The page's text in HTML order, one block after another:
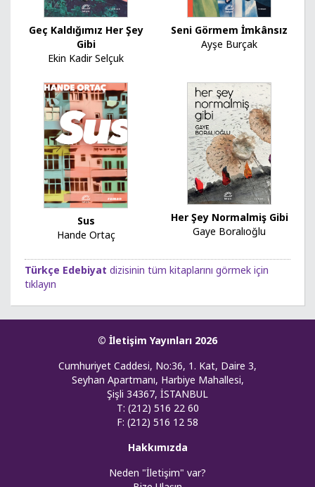
Geç Kaldığımız Her Şey
Gibi
Ekin Kadir Selçuk
Seni Görmem İmkânsız
Ayşe Burçak
Sus
Hande Ortaç
Her Şey Normalmiş Gibi
Gaye Boralıoğlu
Türkçe Edebiyat dizisinin tüm kitaplarını görmek için
tıklayın
© İletişim Yayınları 2026
Cumhuriyet Caddesi, No:36, 1. Kat, Daire 3,
Seyhan Apartmanı, Harbiye Mahallesi,
Şişli 34367, İSTANBUL
T: (212) 516 22 60
F: (212) 516 12 58
Hakkımızda
Neden "İletişim" var?